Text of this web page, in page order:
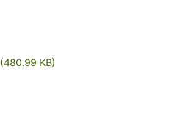
(480.99 KB)